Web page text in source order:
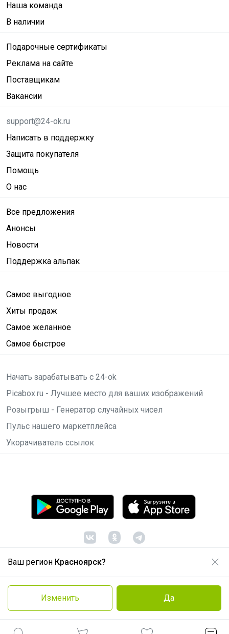
Ваш регион Красноярск?
Изменить Да
Наша команда
В наличии
Подарочные сертификаты
Реклама на сайте
Поставщикам
Вакансии
support@24-ok.ru
Написать в поддержку
Защита покупателя
Помощь
О нас
Все предложения
Анонсы
Новости
Поддержка альпак
Самое выгодное
Хиты продаж
Самое желанное
Самое быстрое
Начать зарабатывать с 24-ok
Picabox.ru - Лучшее место для ваших изображений
Розыгрыш - Генератор случайных чисел
Пульс нашего маркетплейса
Укорачиватель ссылок
© ООО "Лявита", ОГРН 1122468054070, 2012 -2026
Политика конфиденциальности
Cоглашение пользователя